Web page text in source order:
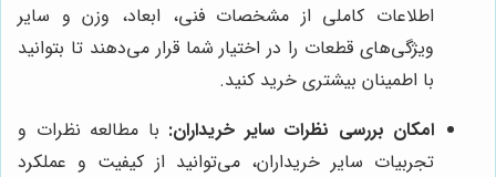
اطلاعات کاملی از مشخصات فنی، ابعاد، وزن و سایر
ویژگی‌های قطعات را در اختیار شما قرار می‌دهند تا بتوانید
با اطمینان بیشتری خرید کنید.
امکان بررسی نظرات سایر خریداران: با مطالعه نظرات و
تجربیات سایر خریداران، می‌توانید از کیفیت و عملکرد